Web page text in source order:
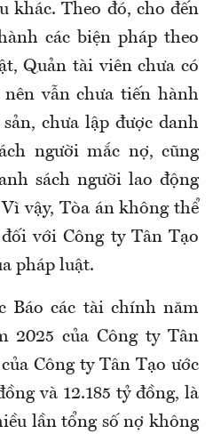
khác. Theo đó, cho đến
các biện pháp theo
Quản tài viên chưa có
vẫn chưa tiến hành
chưa lập được danh
người mắc nợ, cũng
sách người lao động
vậy, Tòa án không thể
với Công ty Tân Tạo
pháp luật.
Báo các tài chính năm
2025 của Công ty Tân
Công ty Tân Tạo ước
và 12.185 tỷ đồng, là
lần tổng số nợ không